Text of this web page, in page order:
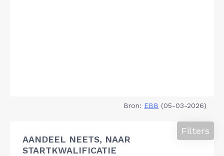
Bron: EBB (05-03-2026)
AANDEEL NEETS, NAAR
STARTKWALIFICATIE
Filters